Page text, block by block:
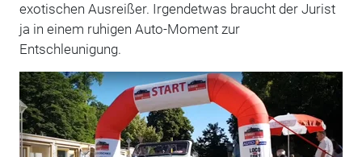
exotischen Ausreißer. Irgendetwas braucht der Jurist
ja in einem ruhigen Auto-Moment zur
Entschleunigung.